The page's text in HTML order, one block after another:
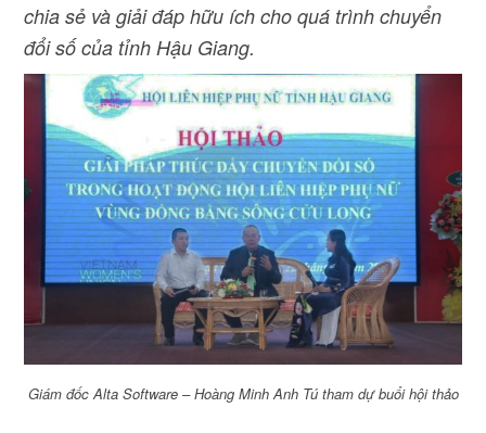
chia sẻ và giải đáp hữu ích cho quá trình chuyển
đổi số của tỉnh Hậu Giang.
Giám đốc Alta Software – Hoàng Minh Anh Tú tham dự buổi hội thảo